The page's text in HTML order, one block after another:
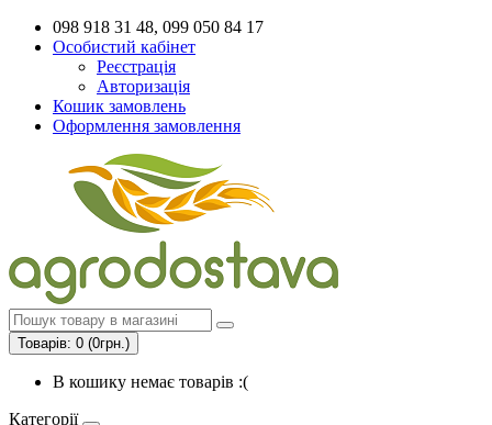
098 918 31 48, 099 050 84 17
Особистий кабінет
Реєстрація
Авторизація
Кошик замовлень
Оформлення замовлення
Товарів: 0 (0грн.)
В кошику немає товарів :(
Категорії